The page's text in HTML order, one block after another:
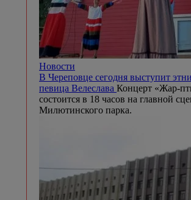
Новости
В Череповце сегодня выступит
певица Велеслава Концерт «Жар-
состоится в 18 часов на главной
Милютинского парка.